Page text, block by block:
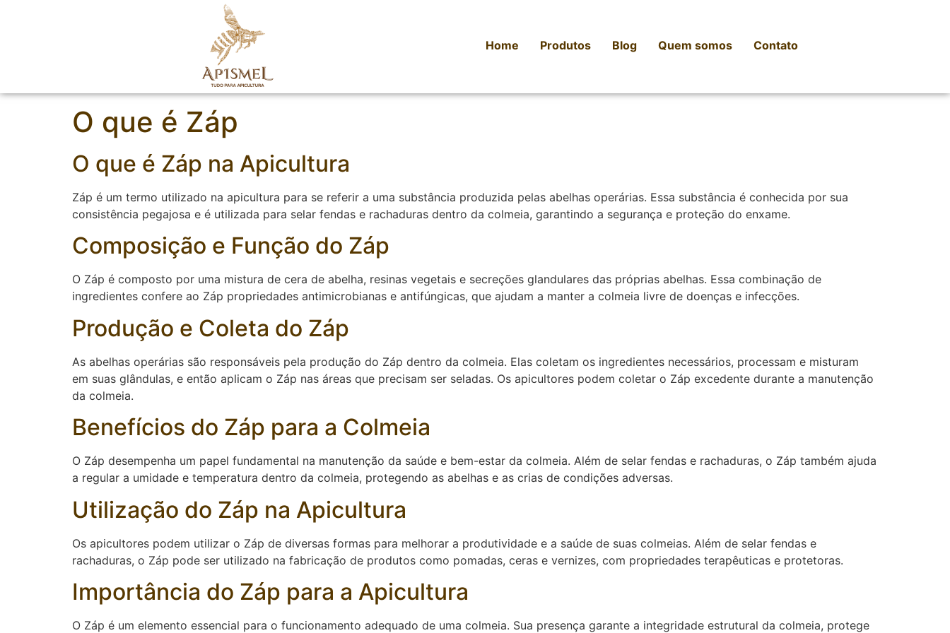
Home Produtos Blog Quem somos Contato
O que é Záp
O que é Záp na Apicultura
Záp é um termo utilizado na apicultura para se referir a uma substância produzida pelas abelhas operárias. Essa substância é conhecida por sua
consistência pegajosa e é utilizada para selar fendas e rachaduras dentro da colmeia, garantindo a segurança e proteção do enxame.
Composição e Função do Záp
O Záp é composto por uma mistura de cera de abelha, resinas vegetais e secreções glandulares das próprias abelhas. Essa combinação de
ingredientes confere ao Záp propriedades antimicrobianas e antifúngicas, que ajudam a manter a colmeia livre de doenças e infecções.
Produção e Coleta do Záp
As abelhas operárias são responsáveis pela produção do Záp dentro da colmeia. Elas coletam os ingredientes necessários, processam e misturam
em suas glândulas, e então aplicam o Záp nas áreas que precisam ser seladas. Os apicultores podem coletar o Záp excedente durante a manutenção
da colmeia.
Benefícios do Záp para a Colmeia
O Záp desempenha um papel fundamental na manutenção da saúde e bem-estar da colmeia. Além de selar fendas e rachaduras, o Záp também ajuda
a regular a umidade e temperatura dentro da colmeia, protegendo as abelhas e as crias de condições adversas.
Utilização do Záp na Apicultura
Os apicultores podem utilizar o Záp de diversas formas para melhorar a produtividade e a saúde de suas colmeias. Além de selar fendas e
rachaduras, o Záp pode ser utilizado na fabricação de produtos como pomadas, ceras e vernizes, com propriedades terapêuticas e protetoras.
Importância do Záp para a Apicultura
O Záp é um elemento essencial para o funcionamento adequado de uma colmeia. Sua presença garante a integridade estrutural da colmeia, protege